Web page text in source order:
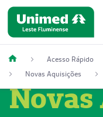
Acesso Rápido
Novas Aquisições